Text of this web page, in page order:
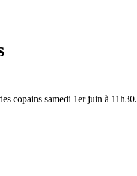
copains samedi 1er juin à 11h30.